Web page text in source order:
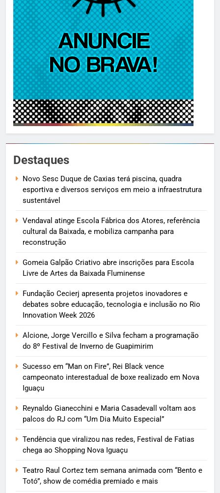
Destaques
Novo Sesc Duque de Caxias terá piscina, quadra
esportiva e diversos serviços em meio a infraestrutura
sustentável
Vendaval atinge Escola Fábrica dos Atores, referência
cultural da Baixada, e mobiliza campanha para
reconstrução
Gomeia Galpão Criativo abre inscrições para Escola
Livre de Artes da Baixada Fluminense
Fundação Cecierj apresenta projetos inovadores e
debates sobre educação, tecnologia e inclusão no Rio
Innovation Week 2026
Alcione, Jorge Vercillo e Silva fecham a programação
do 8º Festival de Inverno de Guapimirim
Sucesso em “Man on Fire”, Rei Black vence
campeonato interestadual de boxe realizado em Nova
Iguaçu
Reynaldo Gianecchini e Maria Casadevall voltam aos
palcos do RJ com “Um Dia Muito Especial”
Tendência que viralizou nas redes, Festival de Fatias
chega ao Shopping Nova Iguaçu
Teatro Raul Cortez tem semana animada com “Bento e
Totó”, show de comédia premiado e mais